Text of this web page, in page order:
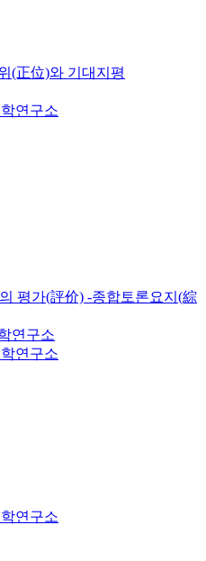
(正位)와 기대지평
연구소
평가(評价) -종합토론요지(綜
연구소
연구소
연구소